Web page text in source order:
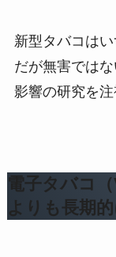
新型タバコは
だが無害では
影響の研究を注
電子タバコ
よりも長期